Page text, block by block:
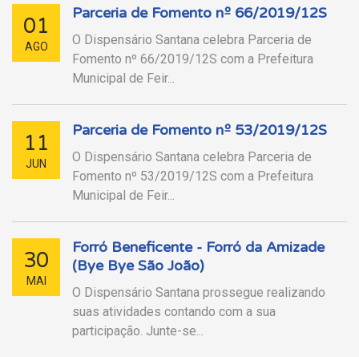
01
AGO
Parceria de Fomento nº 66/2019/12S
O Dispensário Santana celebra Parceria de
Fomento nº 66/2019/12S com a Prefeitura
Municipal de Feir...
11
JUN
Parceria de Fomento nº 53/2019/12S
O Dispensário Santana celebra Parceria de
Fomento nº 53/2019/12S com a Prefeitura
Municipal de Feir...
30
MAI
Forró Beneficente - Forró da Amizade
(Bye Bye São João)
O Dispensário Santana prossegue realizando
suas atividades contando com a sua
participação. Junte-se...